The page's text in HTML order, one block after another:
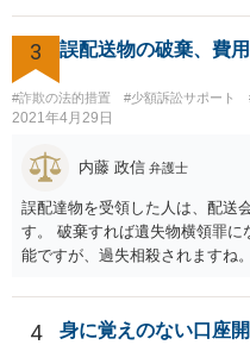
3 誤配送物の破棄、費
#詐欺の法的措置 #少額訴訟サポート
2021年4月29日
内藤 政信 弁護士
誤配達物を受領した人は、配送
す。 破棄すれば遺失物横領罪
能ですが、過失相殺されますね。
4
身に覚えのない口座